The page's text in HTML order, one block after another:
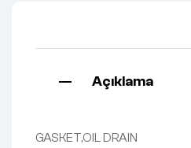
Açıklama
GASKET,OIL DRAIN